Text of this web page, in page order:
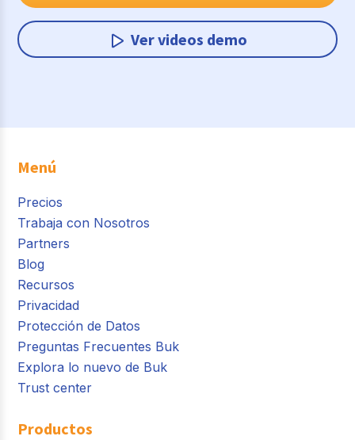
Ver videos demo
Menú
Precios
Trabaja con Nosotros
Partners
Blog
Recursos
Privacidad
Protección de Datos
Preguntas Frecuentes Buk
Explora lo nuevo de Buk
Trust center
Productos